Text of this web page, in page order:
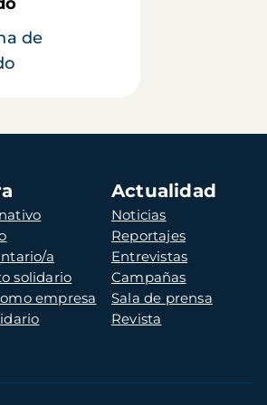
de
a
solidario
empresa
Actualidad
Noticias
Reportajes
Entrevistas
Campañas
Sala de prensa
Revista